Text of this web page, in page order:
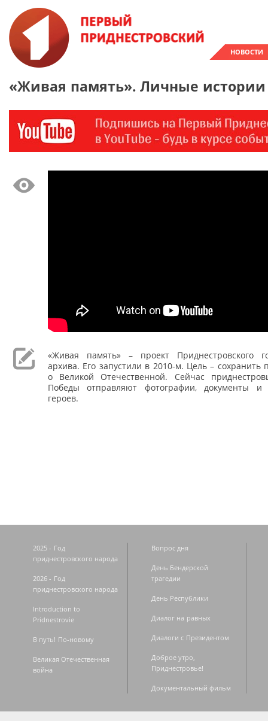
НОВОСТИ
«Живая память». Личные
«Живая память» – проект Приднестровского
архива. Его запустили в 2010-м. Цель – сохранить
о Великой Отечественной. Сейчас
Победы отправляют фотографии, документы и
героев.
2025 - Год
приднестровского народа
2026 - Год
приднестровского народа
Introduction to
Pridnestrovie
В путь! По-новому
Великая Отечественная
война
Вопрос дня
День Бендерской
трагедии
День Республики
Диалог на равных
Диалоги с Президентом
Доброе утро,
Приднестровье!
Документальный фильм